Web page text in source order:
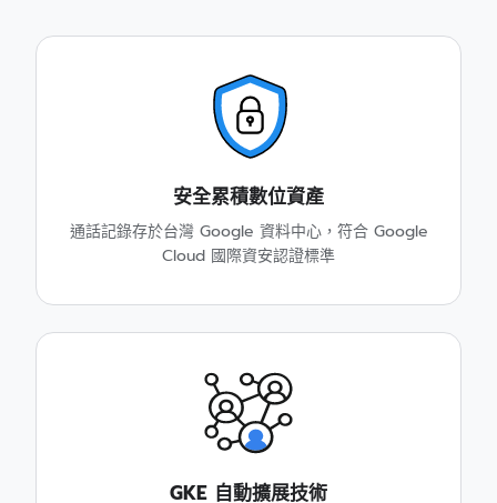
安全累積數位資產
通話記錄存於台灣 Google 資料中心，符合 Google
Cloud 國際資安認證標準
GKE 自動擴展技術